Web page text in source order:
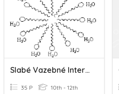
Slabé Vazebné Interakce A Krystaly
35 P 10th - 12th